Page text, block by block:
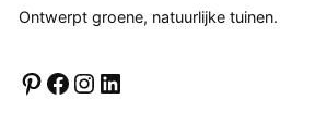
n
Ontwerpt groene, natuurlijke tuinen.
Pinterest Facebook Instagram LinkedIn